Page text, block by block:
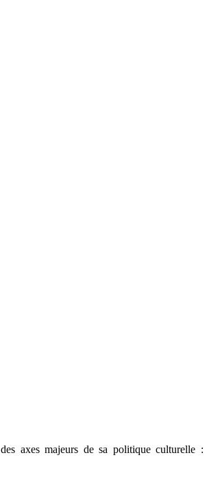
axes majeurs de sa politique culturelle :